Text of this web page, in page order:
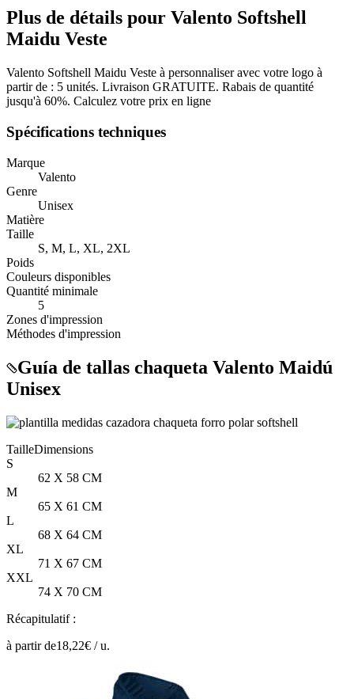
Plus de détails pour Valento Softshell
Maidu Veste
Valento Softshell Maidu Veste à personnaliser avec votre logo à
partir de : 5 unités. Livraison GRATUITE. Rabais de quantité
jusqu'à 60%. Calculez votre prix en ligne
Spécifications techniques
Marque
Valento
Genre
Unisex
Matière
Taille
S, M, L, XL, 2XL
Poids
Couleurs disponibles
Quantité minimale
5
Zones d'impression
Méthodes d'impression
Guía de tallas chaqueta Valento Maidú
Unisex
TailleDimensions
S
62 X 58 CM
M
65 X 61 CM
L
68 X 64 CM
XL
71 X 67 CM
XXL
74 X 70 CM
Récapitulatif :
à partir de18,22€ /u.